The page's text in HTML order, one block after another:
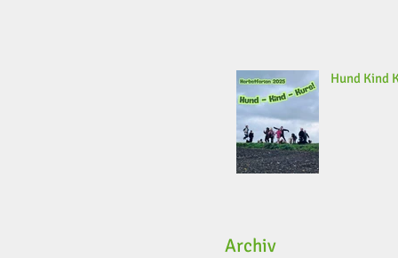
Hund Kind
Archiv